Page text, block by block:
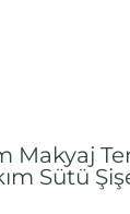
Makyaj
Sütü